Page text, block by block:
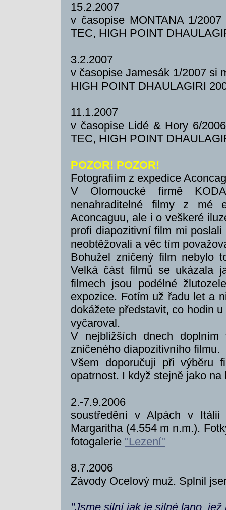
15.2.2007
v časopise MONTANA 1/
TEC, HIGH POINT
3.2.2007
v časopise Jamesák 1/2007 si
HIGH POINT DHAULAGIRI
11.1.2007
v časopise Lidé & Hory 6/
TEC, HIGH POINT
POZOR! POZOR!
Fotografiím z expedice
V Olomoucké firmě
nenahraditelné filmy z mé
Aconcaguu, ale i o veškeré
profi diapozitivní film mi
neobtěžovali a věc tím
Bohužel zničený film nebylo
Velká část filmů se ukázala
filmech jsou podélné
expozice. Fotím už řadu let a
dokážete představit, co hodin
vyčaroval.
V nejbližších dnech
zničeného diapozitivního filmu.
Všem doporučuji při výběru
opatrnost. I když stejně jako
2.-7.9.2006
soustředění v Alpách v
Margaritha (4.554 m n.m.).
fotogalerie "Lezení"
8.7.2006
Závody Ocelový muž. Splnil
"Jsme silní jak je silné lano,